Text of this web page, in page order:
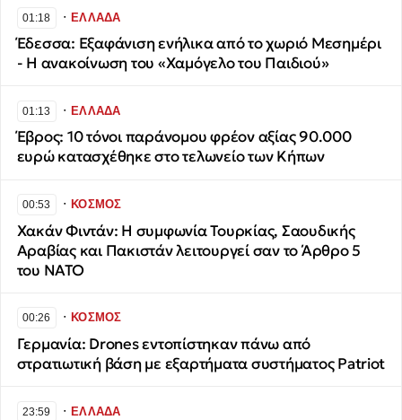
01:18 ∙ΕΛΛΑΔΑ
Έδεσσα: Εξαφάνιση ενήλικα από το χωριό Μεσημέρι
- Η ανακοίνωση του «Χαμόγελο του Παιδιού»
01:13 ∙ΕΛΛΑΔΑ
Έβρος: 10 τόνοι παράνομου φρέον αξίας 90.000
ευρώ κατασχέθηκε στο τελωνείο των Κήπων
00:53 ∙ΚΟΣΜΟΣ
Χακάν Φιντάν: Η συμφωνία Τουρκίας, Σαουδικής
Αραβίας και Πακιστάν λειτουργεί σαν το Άρθρο 5
του ΝΑΤΟ
00:26 ∙ΚΟΣΜΟΣ
Γερμανία: Drones εντοπίστηκαν πάνω από
στρατιωτική βάση με εξαρτήματα συστήματος Patriot
23:59 ∙ΕΛΛΑΔΑ